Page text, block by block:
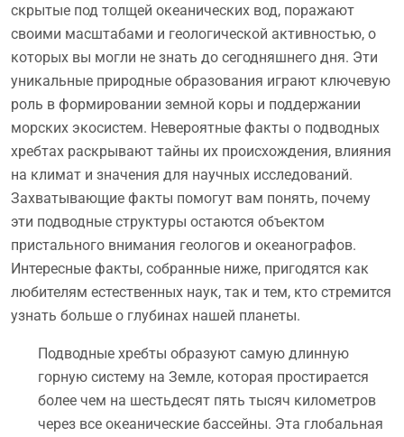
скрытые под толщей океанических вод, поражают
своими масштабами и геологической активностью, о
которых вы могли не знать до сегодняшнего дня. Эти
уникальные природные образования играют ключевую
роль в формировании земной коры и поддержании
морских экосистем. Невероятные факты о подводных
хребтах раскрывают тайны их происхождения, влияния
на климат и значения для научных исследований.
Захватывающие факты помогут вам понять, почему
эти подводные структуры остаются объектом
пристального внимания геологов и океанографов.
Интересные факты, собранные ниже, пригодятся как
любителям естественных наук, так и тем, кто стремится
узнать больше о глубинах нашей планеты.
Подводные хребты образуют самую длинную
горную систему на Земле, которая простирается
более чем на шестьдесят пять тысяч километров
через все океанические бассейны. Эта глобальная